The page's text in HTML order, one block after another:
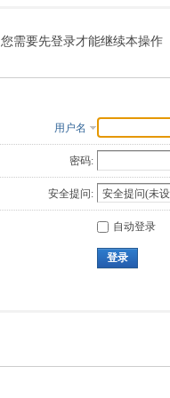
您需要先登录才能继续本操作
用户名
密码:
安全提问:
自动登录
登录